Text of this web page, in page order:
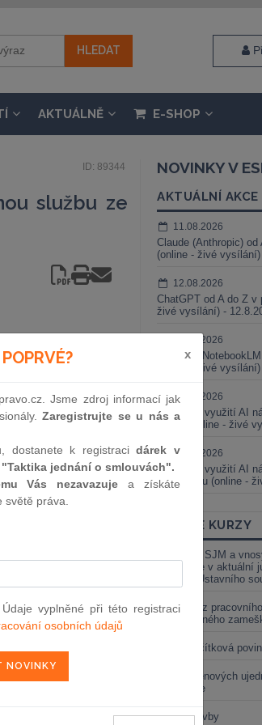
AKTUÁLNĚ E-SHOP
ID: 89344
službu ze
de Bruin v. EIT
16. 2. 2013
— Brune v. Komise
uchazečů vhodných k
proti rozhodnutí o
NOVINKY V
AKTUÁLNÍ AKCE
11.08.2026
Claude (Anthropic)
(online - živé vysílání)
12.08.2026
ChatGPT od A do Z v
živé vysílání) -
18.08.2026
Gemini a
(online - živé
25.08.2026
Praktické využití AI
smluv (online - živé
01.09.2026
Praktické využití AI
judikaturou (online -
ONLINE KURZY
Vnosy ze SJM a
valorizace v aktuální
soudu a Ústavního
Výpověď z
neomluveného
Nová „tlačítková
Změna cenových
energetice
Černé stavby
x
Jsme zdroj informací jak
Zaregistrujte se u nás a
dostanete k registracidárek v
jednání o smlouvách".
Vás nezavazuje a získáte
práva.
vyplněné při této registraci
osobních údajů